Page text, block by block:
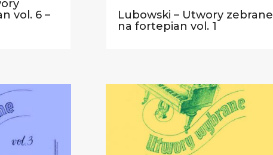
vol. 6 –
Lubowski – Utwory zebrane
na fortepian vol. 1